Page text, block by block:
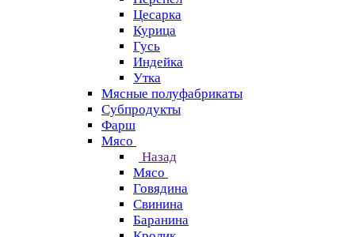
Цесарка
Курица
Гусь
Индейка
Утка
Мясные полуфабрикаты
Субпродукты
Фарш
Мясо
Назад
Мясо
Говядина
Свинина
Баранина